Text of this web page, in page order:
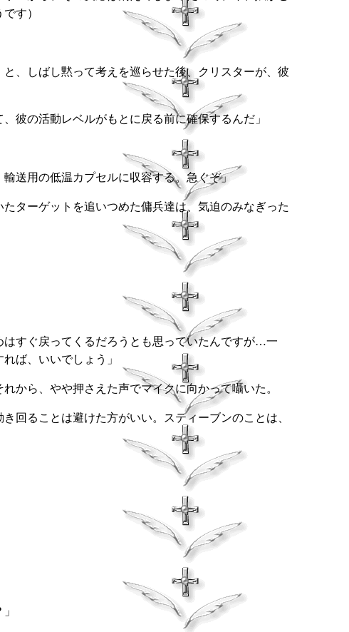
す）
、しばし黙って考えを巡らせた後、クリスターが、彼
彼の活動レベルがもとに戻る前に確保するんだ」
送用の低温カプセルに収容する。急ぐぞ」
ターゲットを追いつめた傭兵達は、気迫のみなぎった
すぐ戻ってくるだろうとも思っていたんですが…一
ば、いいでしょう」
から、やや押さえた声でマイクに向かって囁いた。
回ることは避けた方がいい。スティーブンのことは、